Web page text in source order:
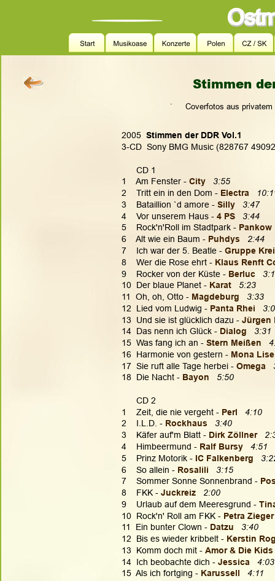
Stimmen
. Coverfotos aus
2005 Stimmen der DDR Vol.1
3-CD  Sony BMG Music (828767
      CD 1
1    Am Fenster - City
3:55
2    Tritt ein in den Dom - Electra
3    Bataillion `d amore - Silly 3:47
4    Vor unserem Haus - 4 PS
3:44
5    Rock'n'Roll im Stadtpark - Pankow
6    Alt wie ein Baum - Puhdys
2:44
7    Ich war der 5. Beatle - Gruppe
8    Wer die Rose ehrt - Klaus Renft
9    Rocker von der Küste - Berluc
10  Der blaue Planet - Karat
5:23
11  Oh, oh, Otto - Magdeburg
3:33
12  Lied vom Ludwig - Panta Rhei
13  Und sie ist glücklich dazu -
14  Das nenn ich Glück - Dialog
3:31
15  Was fang ich an - Stern Meißen
16  Harmonie von gestern - Mona Lise
17  Sie ruft alle Tage herbei - Omega
18  Die Nacht - Bayon 5:50
      CD 2
1    Zeit, die nie vergeht - Perl
4:10
2    I.L.D. - Rockhaus
3:40
3    Käfer auf'm Blatt - Dirk Zöllner
4    Himbeermund - Ralf Bursy
4:51
5    Prinz Motorik - IC Falkenberg
6    So allein - Rosalili
3:15
7    Sommer Sonne Sonnenbrand -
8    FKK - Juckreiz
2:00
9    Urlaub auf dem Meeresgrund -
10  Rock'n' Roll am FKK - Petra
11  Ein bunter Clown - Datzu
3:40
12  Bis es wieder kribbelt - Kerstin
13  Komm doch mit - Amor & Die Kids
14  Ich beobachte dich - Jessica
4:03
15  Als ich fortging - Karussell
4:11